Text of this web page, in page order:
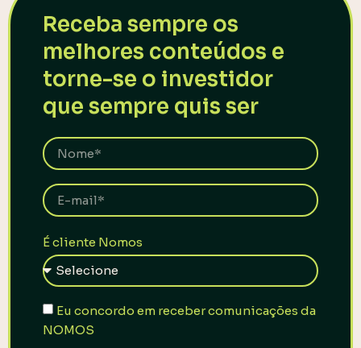
Receba sempre os
melhores conteúdos e
torne-se o investidor
que sempre quis ser
É cliente Nomos
Eu concordo em receber comunicações da
NOMOS